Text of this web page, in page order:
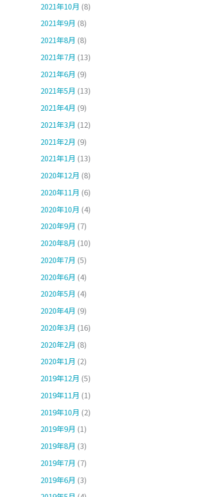
2021年10月 (8)
2021年9月 (8)
2021年8月 (8)
2021年7月 (13)
2021年6月 (9)
2021年5月 (13)
2021年4月 (9)
2021年3月 (12)
2021年2月 (9)
2021年1月 (13)
2020年12月 (8)
2020年11月 (6)
2020年10月 (4)
2020年9月 (7)
2020年8月 (10)
2020年7月 (5)
2020年6月 (4)
2020年5月 (4)
2020年4月 (9)
2020年3月 (16)
2020年2月 (8)
2020年1月 (2)
2019年12月 (5)
2019年11月 (1)
2019年10月 (2)
2019年9月 (1)
2019年8月 (3)
2019年7月 (7)
2019年6月 (3)